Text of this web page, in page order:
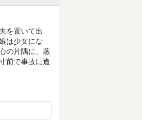
を置いて出
は少女にな
の片隅に、蒸
前で事故に遭